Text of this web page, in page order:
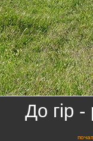
До гір